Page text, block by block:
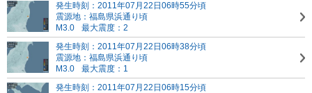
発生時刻：2011年07月22日06時55分頃
震源地：福島県浜通り頃
M3.0
最大震度：2
発生時刻：2011年07月22日06時38分頃
震源地：福島県浜通り頃
M3.0
最大震度：1
発生時刻：2011年07月22日06時15分頃